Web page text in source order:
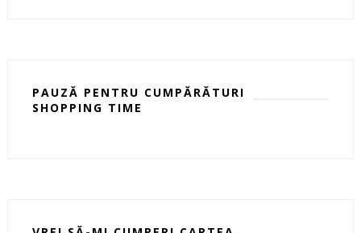
PAUZĂ PENTRU CUMPĂRĂTURI
SHOPPING TIME